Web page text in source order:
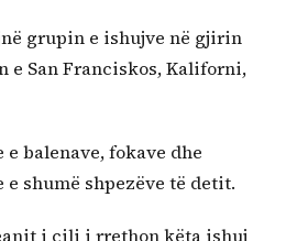
grupin e ishujve në gjirin
e San Franciskos, Kaliforni,
balenave, fokave dhe
e shumë shpezëve të detit.
i cili i rrethon këta ishuj